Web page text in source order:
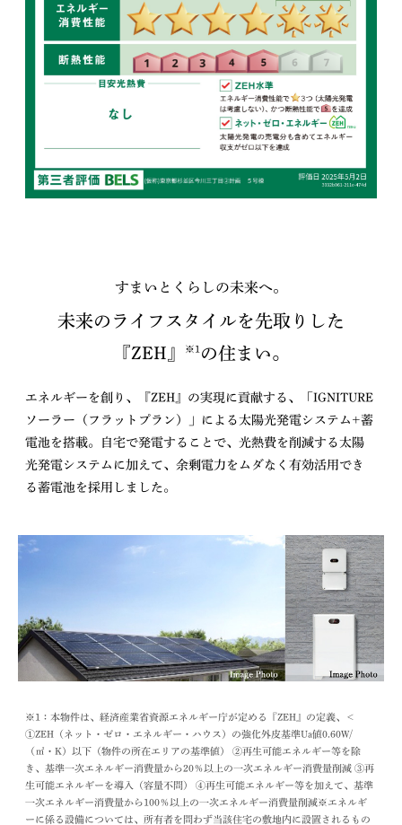
すまいとくらしの未来へ。
未来のライフスタイルを先取りした
『ZEH』
※1の住まい。
エネルギーを創り、『ZEH』の実現に貢献する、「IGNITURE
ソーラー（フラットプラン）」による太陽光発電システム+蓄
電池を搭載。自宅で発電することで、光熱費を削減する太陽
光発電システムに加えて、余剰電力をムダなく有効活用でき
る蓄電池を採用しました。
※1：本物件は、経済産業省資源エネルギー庁が定める『ZEH』の定義、＜
①ZEH（ネット・ゼロ・エネルギー・ハウス）の強化外皮基準Ua値0.60W/
（㎡・K）以下（物件の所在エリアの基準値） ②再生可能エネルギー等を除
き、基準一次エネルギー消費量から20％以上の一次エネルギー消費量削減 ③再
生可能エネルギーを導入（容量不問） ④再生可能エネルギー等を加えて、基準
一次エネルギー消費量から100％以上の一次エネルギー消費量削減※エネルギ
ーに係る設備については、所有者を問わず当該住宅の敷地内に設置されるもの